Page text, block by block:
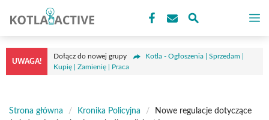
treści
UWAGA!
Dołącz do nowej grupy
Kotla - Ogłoszenia | Sprzedam |
Kupię | Zamienię | Praca
Strona główna / Kronika Policyjna /
Nowe regulacje dotyczące